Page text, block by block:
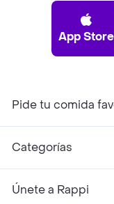
App Store
Pide tu comida
Categorías
Únete a Rappi